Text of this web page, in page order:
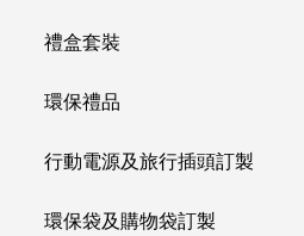
禮盒套裝
環保禮品
行動電源及旅行插頭訂製
環保袋及購物袋訂製